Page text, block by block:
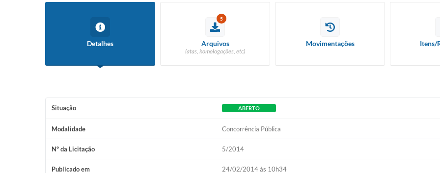
Detalhes
5
Arquivos
(atas, homologações, etc)
Movimentações Itens/
Situação ABERTO
Modalidade Concorrência Pública
Nº da Licitação 5/2014
Publicado em 24/02/2014 às 10h34